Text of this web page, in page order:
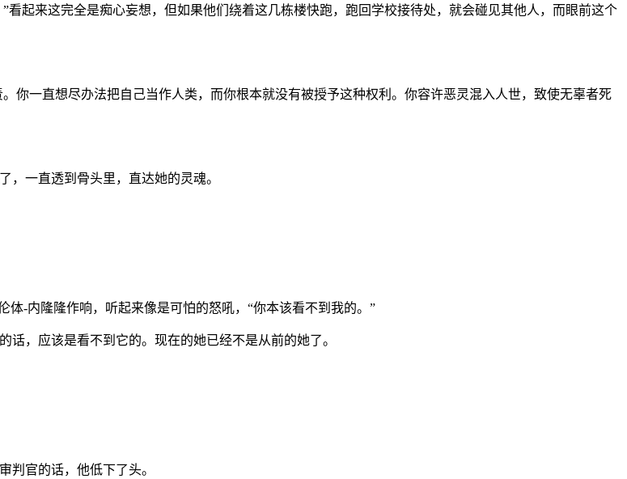
起来这完全是痴心妄想，但如果他们绕着这几栋楼快跑，跑回学校接待处，就会碰见其他人，而眼前这个
你一直想尽办法把自己当作人类，而你根本就没有被授予这种权利。你容许恶灵混入人世，致使无辜者死
，一直透到骨头里，直达她的灵魂。
-内隆隆作响，听起来像是可怕的怒吼，“你本该看不到我的。”
，应该是看不到它的。现在的她已经不是从前的她了。
判官的话，他低下了头。